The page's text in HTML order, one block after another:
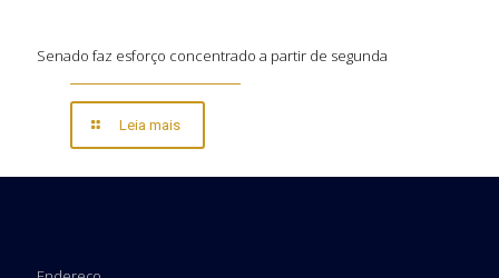
Senado faz esforço concentrado a partir de segunda
Leia mais